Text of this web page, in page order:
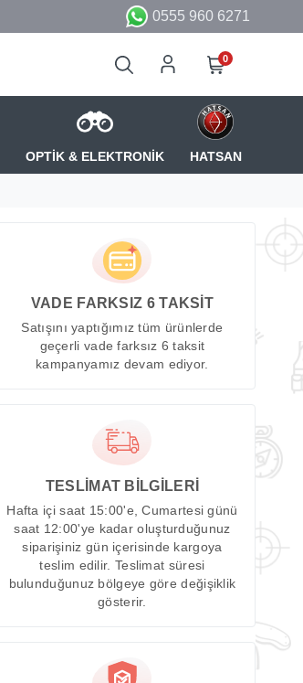
0555 960 6271
0
OPTİK & ELEKTRONİK HATSAN
VADE FARKSIZ 6 TAKSİT
Satışını yaptığımız tüm ürünlerde
geçerli vade farksız 6 taksit
kampanyamız devam ediyor.
TESLİMAT BİLGİLERİ
Hafta içi saat 15:00'e, Cumartesi günü
saat 12:00'ye kadar oluşturduğunuz
siparişiniz gün içerisinde kargoya
teslim edilir. Teslimat süresi
bulunduğunuz bölgeye göre değişiklik
gösterir.